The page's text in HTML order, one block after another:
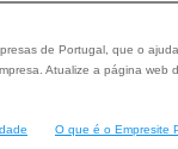
de Portugal, que o
Atualize a página web
O que é o Empresite